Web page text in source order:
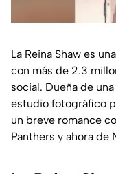
La Reina Shaw es
con más de 2.3
social. Dueña de
estudio fotográfico
un breve romance
Panthers y ahora de